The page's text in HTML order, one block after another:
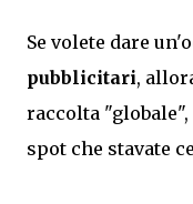
Se volete dare
pubblicitari,
raccolta
spot che stavate